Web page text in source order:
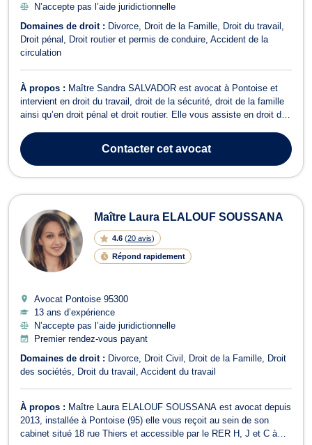
N’accepte pas l’aide juridictionnelle
Domaines de droit : Divorce Droit de la Famille
Droit du travail
Droit pénal
Droit routier et permis de conduire Accident de la
circulation
À propos : Maître Sandra SALVADOR est avocat à Pontoise et
intervient en droit du travail, droit de la sécurité, droit de la famille
ainsi qu’en droit pénal et droit routier. Elle vous assiste en droit du
les fautes de l’employeur, harcèlements, licenciements mais au...
Contactercet avocat
Maître Laura ELALOUF SOUSSANA
4.6 (20 avis)
Répond rapidement
Avocat Pontoise 95300
13 ans d’expérience
N’accepte pas l’aide juridictionnelle
Premier rendez-vous payant
Domaines de droit : Divorce Droit Civil Droit de la Famille
Droit
des sociétés
Droit du travail Accident du travail
À propos : Maître Laura ELALOUF SOUSSANA est avocat depuis
2013, installée à Pontoise (95) elle vous reçoit au sein de son
cabinet situé 18 rue Thiers et accessible par le RER H, J et C à